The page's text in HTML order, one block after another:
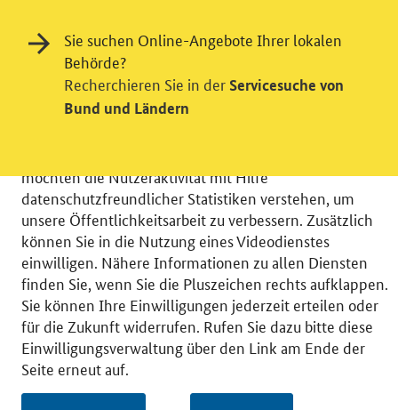
© 2026 Bundesministerium für Wirtschaft und Energie
RSS
Benutzerhinweise
Inhaltsverzeichnis
Impressum
Barrierefreiheit
Datenschutz
Einwilligungsverwaltung
Einwilligung in Tracking und / oder
Videodienst
möchten die Nutzeraktivität mit Hilfe
datenschutzfreundlicher Statistiken verstehen, um
unsere Öffentlichkeitsarbeit zu verbessern. Zusätzlich
können Sie in die Nutzung eines Videodienstes
einwilligen. Nähere Informationen zu allen Diensten
finden Sie, wenn Sie die Pluszeichen rechts aufklappen.
Sie können Ihre Einwilligungen jederzeit erteilen oder
für die Zukunft widerrufen. Rufen Sie dazu bitte diese
Einwilligungsverwaltung über den Link am Ende der
Seite erneut auf.
Sie suchen Online-Angebote Ihrer lokalen
Behörde?
Recherchieren Sie in der Servicesuche von
Bund und Ländern